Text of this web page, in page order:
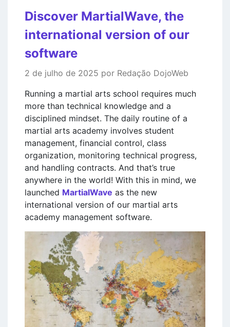
Discover MartialWave, the
international version of our
software
2 de julho de 2025 por Redação DojoWeb
Running a martial arts school requires much
more than technical knowledge and a
disciplined mindset. The daily routine of a
martial arts academy involves student
management, financial control, class
organization, monitoring technical progress,
and handling contracts. And that’s true
anywhere in the world! With this in mind, we
launched MartialWave as the new
international version of our martial arts
academy management software.